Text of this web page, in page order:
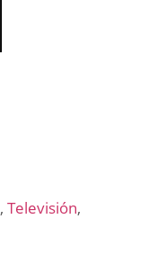
,Televisión,